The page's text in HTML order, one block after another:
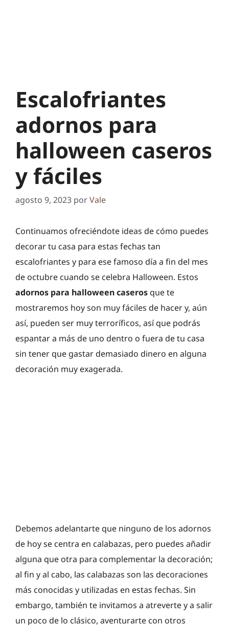
Escalofriantes
adornos para
halloween caseros
y fáciles
agosto 9, 2023 porVale
Continuamos ofreciéndote ideas de cómo puedes
decorar tu casa para estas fechas tan
escalofriantes y para ese famoso día a fin del mes
de octubre cuando se celebra Halloween. Estos
adornos para halloween caseros que te
mostraremos hoy son muy fáciles de hacer y, aún
así, pueden ser muy terroríficos, así que podrás
espantar a más de uno dentro o fuera de tu casa
sin tener que gastar demasiado dinero en alguna
decoración muy exagerada.
Debemos adelantarte que ninguno de los adornos
de hoy se centra en calabazas, pero puedes añadir
alguna que otra para complementar la decoración;
al fin y al cabo, las calabazas son las decoraciones
más conocidas y utilizadas en estas fechas. Sin
embargo, también te invitamos a atreverte y a salir
un poco de lo clásico, aventurarte con otros